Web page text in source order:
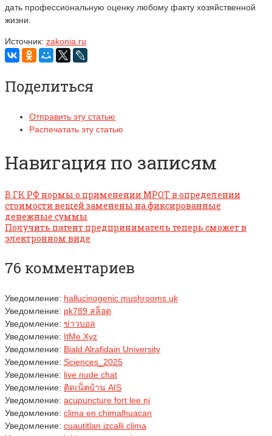
дать профессиональную оценку любому факту хозяйственной
жизни.
Источник: zakonia.ru
Поделиться
Отправить эту статью
Распечатать эту статью
Навигация по записям
В ГК РФ нормы о применении МРОТ в определении
стоимости вещей заменены на фиксированные
денежные суммы
Получить патент предприниматель теперь сможет в
электронном виде
76 комментариев
Уведомление: hallucinogenic mushrooms uk​
Уведомление: pk789 สล็อต
Уведомление: ข่าวบอล
Уведомление: ItMe.Xyz
Уведомление: Biald Alrafidain University
Уведомление: Sciences_2025
Уведомление: live nude chat
Уведомление: ติดเน็ตบ้าน AIS
Уведомление: acupuncture fort lee nj
Уведомление: clima en chimalhuacan
Уведомление: cuautitlan izcalli clima